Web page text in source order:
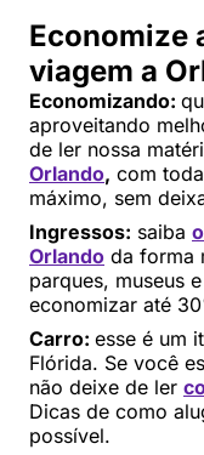
Economize
viagem a
Economizando:
aproveitando
de ler nossa
Orlando, com
máximo, sem
Ingressos: saiba
Orlando da forma
parques, museus
economizar até
Carro: esse é um
Flórida. Se você
não deixe de ler
Dicas de como
possível.